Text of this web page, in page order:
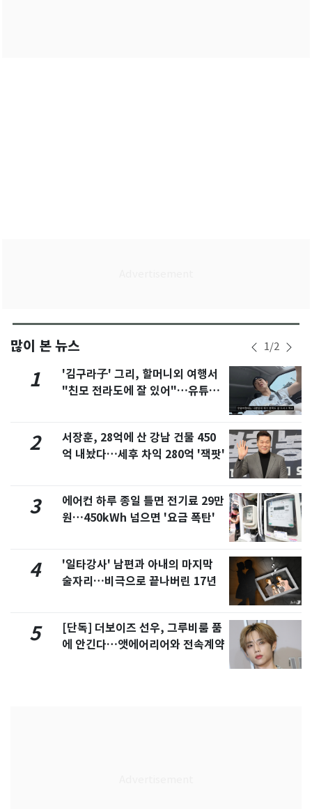
많이 본 뉴스 1/2
1
'김구라子' 그리, 할머니외 여행서
"친모 전라도에 잘 있어"…유튜브
2
서장훈, 28억에 산 강남 건물 450
억 내놨다…세후 차익 280억 '잭팟'
3
에어컨 하루 종일 틀면 전기료 29만
원…450kWh 넘으면 '요금 폭탄'
4
'일타강사' 남편과 아내의 마지막
술자리…비극으로 끝나버린 17년
5
[단독] 더보이즈 선우, 그루비룸 품
에 안긴다…앳에어리어와 전속계약